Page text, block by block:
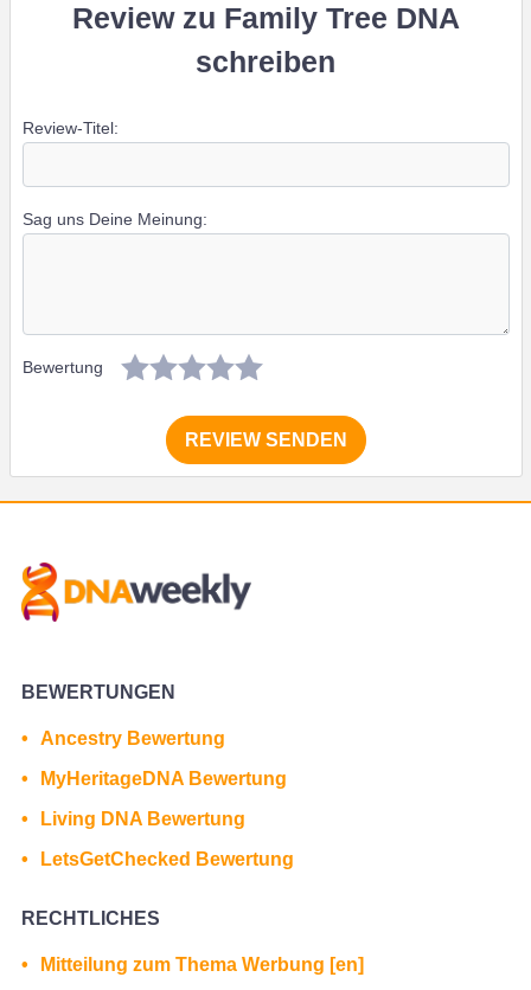
Review zu Family Tree DNA
schreiben
Review-Titel:
Sag uns Deine Meinung:
Bewertung
REVIEW SENDEN
BEWERTUNGEN
Ancestry Bewertung
MyHeritageDNA Bewertung
Living DNA Bewertung
LetsGetChecked Bewertung
RECHTLICHES
Mitteilung zum Thema Werbung [en]